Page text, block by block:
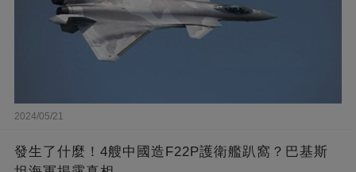
2024/05/21
發生了什麼！4艘中國造F22P護衛艦趴窩？巴基斯